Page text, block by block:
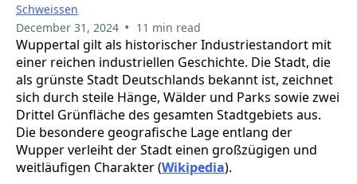
Schweissen
December 31, 2024 • 11 min read
Wuppertal gilt als historischer Industriestandort mit
einer reichen industriellen Geschichte. Die Stadt, die
als grünste Stadt Deutschlands bekannt ist, zeichnet
sich durch steile Hänge, Wälder und Parks sowie zwei
Drittel Grünfläche des gesamten Stadtgebiets aus.
Die besondere geografische Lage entlang der
Wupper verleiht der Stadt einen großzügigen und
weitläufigen Charakter (Wikipedia).